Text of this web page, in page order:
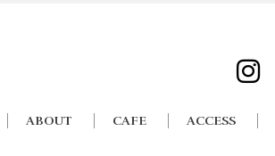
ABOUT CAFE ACCESS